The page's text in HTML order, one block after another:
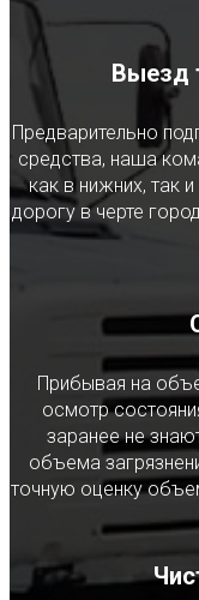
Выезд
Предварительно
средства, наша
как в нижних, так
дорогу в черте
Прибывая на
осмотр
заранее не
объема
точную оценку